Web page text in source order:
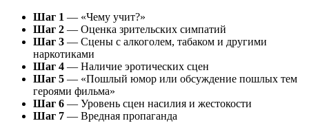
Шаг 1 — «Чему учит?»
Шаг 2 — Оценка зрительских симпатий
Шаг 3 — Сцены с алкоголем, табаком и другими
наркотиками
Шаг 4 — Наличие эротических сцен
Шаг 5 — «Пошлый юмор или обсуждение пошлых тем
героями фильма»
Шаг 6 — Уровень сцен насилия и жестокости
Шаг 7 — Вредная пропаганда